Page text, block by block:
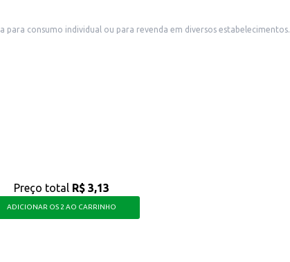
em diversos estabelecimentos. Sua praticidade o torna ideal para lanchonetes, máquinas de venda
rapidez e conveniência
Preço total R$ 3,13
ADICIONAR OS 2 AO CARRINHO